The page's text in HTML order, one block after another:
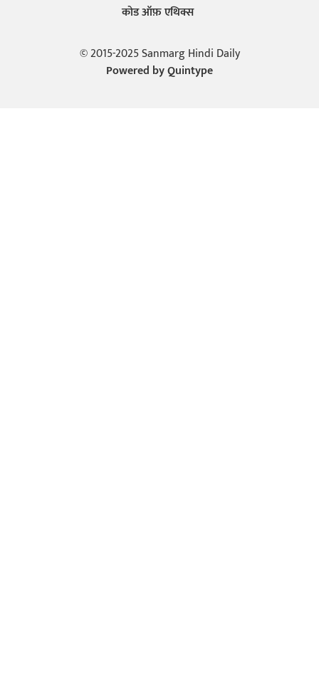
कोड ऑफ़ एथिक्स
© 2015-2025 Sanmarg Hindi Daily
Powered byQuintype